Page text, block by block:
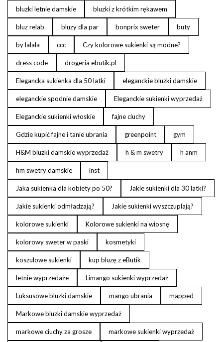
bluzki letnie damskie bluzki z krótkim rękawem
bluz relab bluzy dla par bonprix sweter buty
by lalala ccc Czy kolorowe sukienki są modne?
dress code drogeria ebutik.pl
Elegancka sukienka dla 50 latki eleganckie bluzki damskie
eleganckie spodnie damskie Eleganckie sukienki wyprzedaż
Eleganckie sukienki włoskie fajne ciuchy
Gdzie kupić fajne i tanie ubrania greenpoint gym
H&M bluzki damskie wyprzedaż h & m swetry h anm
hm swetry damskie inst
Jaka sukienka dla kobiety po 50? Jakie sukienki dla 30 latki?
Jakie sukienki odmładzają? Jakie sukienki wyszczuplają?
kolorowe sukienki Kolorowe sukienki na wiosnę
kolorowy sweter w paski kosmetyki
koszulowe sukienki kup bluzę z eButik
letnie wyprzedaże Limango sukienki wyprzedaż
Luksusowe bluzki damskie mango ubrania mapped
Markowe bluzki damskie wyprzedaż
markowe ciuchy za grosze markowe sukienki wyprzedaż